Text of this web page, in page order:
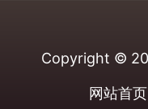
Copyright ©
网站首页